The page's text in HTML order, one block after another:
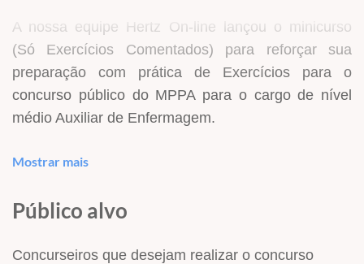
A nossa equipe Hertz On-line lançou o minicurso
(Só Exercícios Comentados) para reforçar sua
preparação com prática de Exercícios para o
concurso público do MPPA para o cargo de nível
médio Auxiliar de Enfermagem.
sua prova! Então, é só dar o play e seguir a
não perde tempo!
Mostrar mais
Público alvo
Concurseiros que desejam realizar o concurso